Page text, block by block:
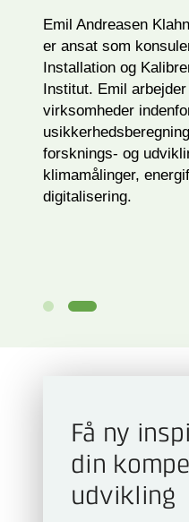
Emil Andreasen
er ansat som
Installation og
Institut. Emil
virksomheder
forsknings- og
klimamålinger,
digitalisering.
Få ny
din
udvikling